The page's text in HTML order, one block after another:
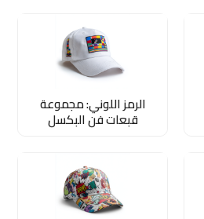
الرمز اللوني: مجموعة
قبعات فن البكسل